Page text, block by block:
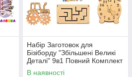
Набір Заготовок для
Бізіборду "Збільшені Великі
Деталі" 9в1 Повний Комплект
+ Всі Кріплення
В наявності